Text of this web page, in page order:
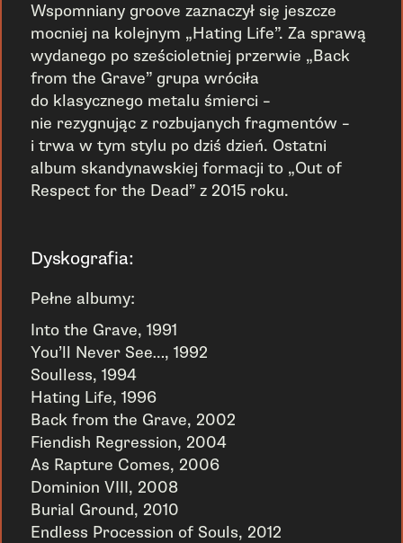
Wspomniany groove zaznaczył się jeszcze
mocniej na kolejnym „Hating Life”. Za sprawą
wydanego po sześcioletniej przerwie „Back
from the Grave” grupa wróciła
do klasycznego metalu śmierci –
nie rezygnując z rozbujanych fragmentów –
i trwa w tym stylu po dziś dzień. Ostatni
album skandynawskiej formacji to „Out of
Respect for the Dead” z 2015 roku.
Dyskografia:
Pełne albumy:
Into the Grave, 1991
You’ll Never See…, 1992
Soulless, 1994
Hating Life, 1996
Back from the Grave, 2002
Fiendish Regression, 2004
As Rapture Comes, 2006
Dominion VIII, 2008
Burial Ground, 2010
Endless Procession of Souls, 2012